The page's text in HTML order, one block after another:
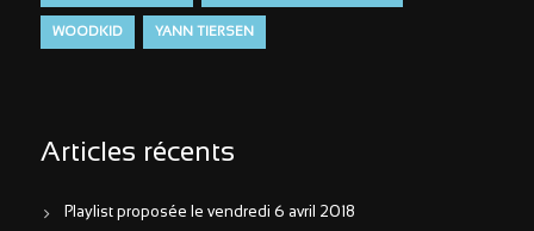
WOODKID YANN TIERSEN
Articles récents
Playlist proposée le vendredi 6 avril 2018